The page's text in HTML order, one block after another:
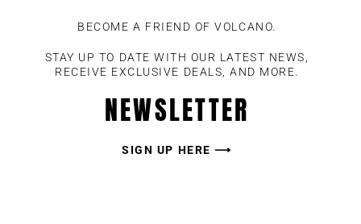
BECOME A FRIEND OF VOLCANO.
STAY UP TO DATE WITH OUR LATEST NEWS,
RECEIVE EXCLUSIVE DEALS, AND MORE.
NEWSLETTER
SIGN UP HERE ⟶